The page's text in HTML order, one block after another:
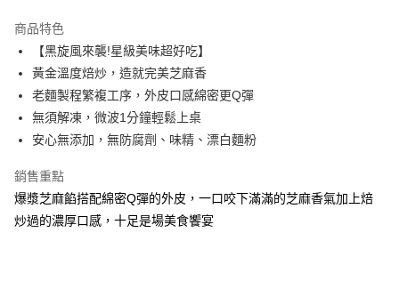
運送方式
冷凍-全家取貨付款
免運費
冷凍-付款後全家取貨
免運費
商品特色
【黑旋風來襲!星級美味超好吃】
黃金溫度焙炒，造就完美芝麻香
老麵製程繁複工序，外皮口感綿密更Q彈
無須解凍，微波1分鐘輕鬆上桌
安心無添加，無防腐劑、味精、漂白麵粉
銷售重點
爆漿芝麻餡搭配綿密Q彈的外皮，一口咬下滿滿的芝麻香氣加上焙
炒過的濃厚口感，十足是場美食饗宴